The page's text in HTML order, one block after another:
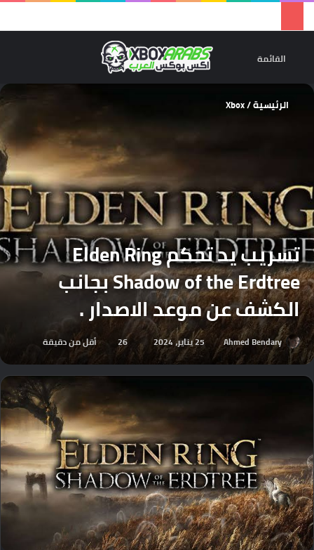
القائمة
الرئيسية/
Xbox
تسريب يد تحكم Elden Ring
Shadow of the Erdtree بجانب
الكشف عن موعد الاصدار .
Ahmed Bendary 25 يناير، 2024 26 أقل من دقيقة